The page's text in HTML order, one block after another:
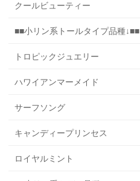
クールビューティー
■■小リン系トールタイプ品種↓■■
トロピックジュエリー
ハワイアンマーメイド
サーフソング
キャンディープリンセス
ロイヤルミント